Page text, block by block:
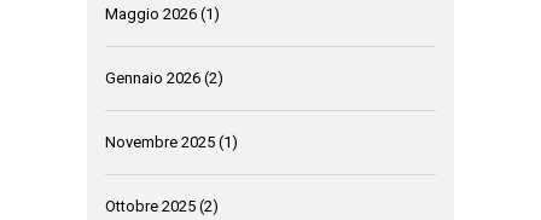
Maggio 2026 (1)
Gennaio 2026 (2)
Novembre 2025 (1)
Ottobre 2025 (2)